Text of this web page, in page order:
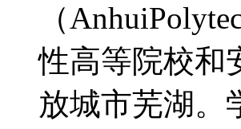
（
性高等院校和
放城市芜湖。